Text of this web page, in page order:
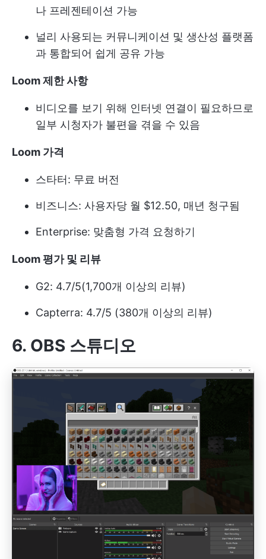
나 프레젠테이션 가능
널리 사용되는 커뮤니케이션 및 생산성 플랫폼
과 통합되어 쉽게 공유 가능
Loom 제한 사항
비디오를 보기 위해 인터넷 연결이 필요하므로
일부 시청자가 불편을 겪을 수 있음
Loom 가격
스타터: 무료 버전
비즈니스: 사용자당 월 $12.50, 매년 청구됨
Enterprise: 맞춤형 가격 요청하기
Loom 평가 및 리뷰
G2: 4.7/5(1,700개 이상의 리뷰)
Capterra: 4.7/5 (380개 이상의 리뷰)
6. OBS 스튜디오